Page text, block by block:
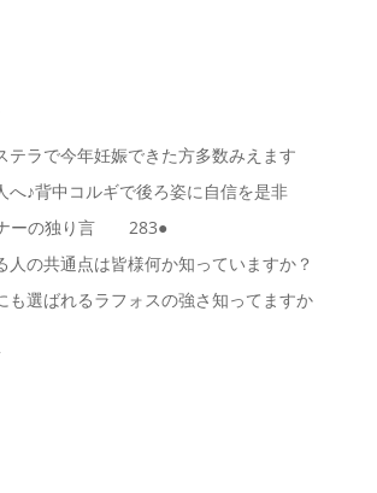
テラで今年妊娠できた方多数みえます
へ♪背中コルギで後ろ姿に自信を是非
ーの独り言 283●
人の共通点は皆様何か知っていますか？
も選ばれるラフォスの強さ知ってますか